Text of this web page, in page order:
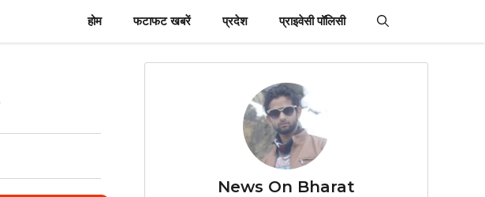
होम फटाफट खबरें प्रदेश प्राइवेसी पॉलिसी
News On Bharat